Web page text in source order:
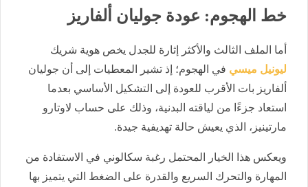
خط الهجوم: عودة جوليان ألفاريز
أما الملف الثالث والأكثر إثارة للجدل يخص هوية شريك
ليونيل ميسي في الهجوم؛ إذ تشير المعطيات إلى أن جوليان
ألفاريز بات الأقرب للعودة إلى التشكيل الأساسي بعدما
استعاد جزءًا من لياقته البدنية، وذلك على حساب لاوتارو
مارتينيز، الذي يعيش حالة تهديفية جيدة.
ويعكس هذا الخيار المحتمل رغبة سكالوني في الاستفادة من
المهارة والتحرك السريع والقدرة على الضغط التي يتميز بها